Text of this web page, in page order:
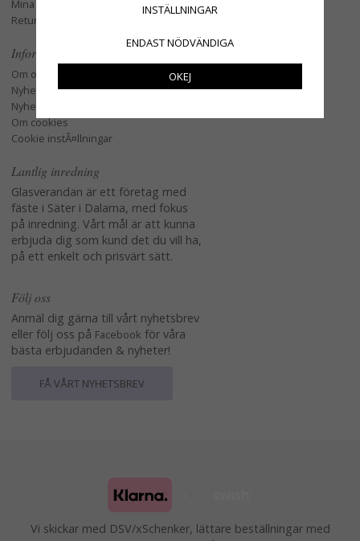
Mina favoriter
Retur och Reklamation
Information
Om oss
Nyheter
Nyhetsbrev
Om cookies
Cookie instÃ¤llningar
Lantlig inredning
Glasverandan är ett företag med
fäste i Säter i Dalarna, med fokus
på inredning. Vårt mål är att kunna
erbjuda dig som kund det du vill ha,
på ett enkelt och prisvärt sätt.
Följ oss
Anmäl dig gärna till vårt nyhetsbrev
eller följ oss på Facebook för våra
bästa erbjudanden & nyheter!
FÅ VÅRT NYHETSBREV
Vi skickar med DSV/xSchenker, lättare beställningar med
INSTÄLLNINGAR
ENDAST NÖDVÄNDIGA
OKEJ